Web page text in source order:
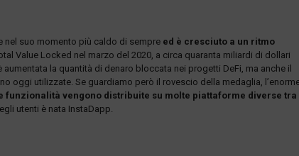
nel suo momento più caldo di sempre ed è cresciuto a un ritmo
Value Locked nel marzo del 2020, a circa quaranta miliardi di dollari
aumentata la quantità di denaro bloccata nei progetti DeFi, ma anche il
oggi utilizzate. Se guardiamo però il rovescio della medaglia,
funzionalità vengono distribuite su molte piattaforme diverse tra
utenti è nata InstaDapp.